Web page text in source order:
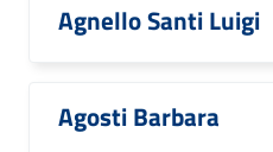
Agnello Santi Luigi
Agosti Barbara